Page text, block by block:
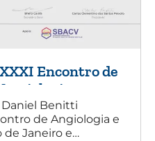
XXXI Encontro de
Angiologia e
Cirurgia Vascular
do Rio de Janeiro
Daniel Benitti
de Angiologia e
de Janeiro e